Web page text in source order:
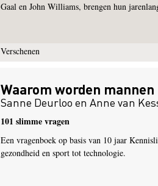
Gaal en John Williams, brengen hun
Verschenen
Waarom worden
Sanne Deurloo en Anne van
101 slimme vragen
Een vragenboek op basis van 10 jaar
gezondheid en sport tot technologie.